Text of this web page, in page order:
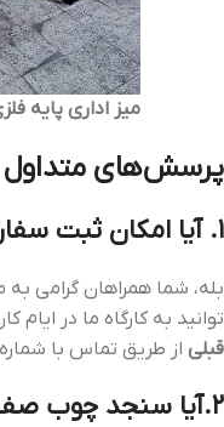
میز اداری پایه
پرسش‌های متداول
1. آیا امکان ثبت سفارش حضوری می باشد؟
بله، شما همراهان گرامی
توانید به کارگاه ما در ایام کاری
قبلی از طریق تماس با شماره
2.آیا سنجد چوب صفحه ای در اینستاگرام دارد؟